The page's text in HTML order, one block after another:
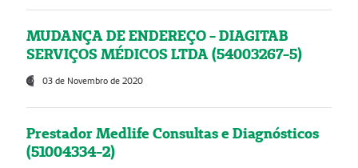
MUDANÇA DE ENDEREÇO - DIAGITAB
SERVIÇOS MÉDICOS LTDA (54003267-5)
03 de Novembro de 2020
Prestador Medlife Consultas e Diagnósticos
(51004334-2)